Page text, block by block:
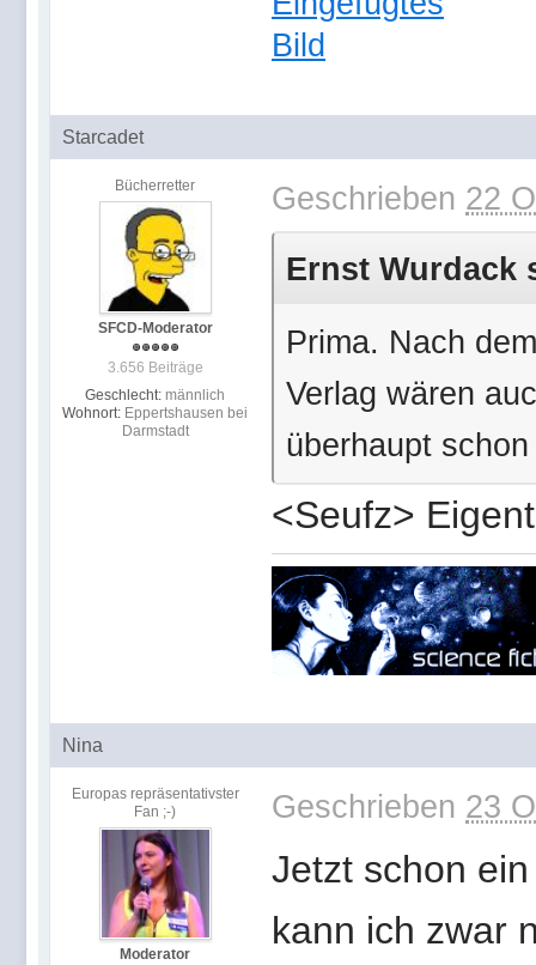
Starcadet
Bücherretter
SFCD-Moderator
3.656 Beiträge
Geschlecht: männlich
Wohnort: Eppertshausen bei
Darmstadt
Geschrieben 22
Ernst Wurdack
Prima. Nach
Verlag wären
überhaupt
<Seufz>
Nina
Europas repräsentativster
Fan ;-)
Moderator
Geschrieben 23
Jetzt schon
kann ich zwar